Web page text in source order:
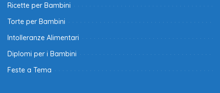
Ricette per Bambini
Torte per Bambini
Intolleranze Alimentari
Diplomi per i Bambini
Feste a Tema